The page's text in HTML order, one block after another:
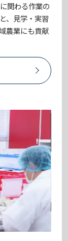
関わる作業の
、見学・実習
農業にも貢献